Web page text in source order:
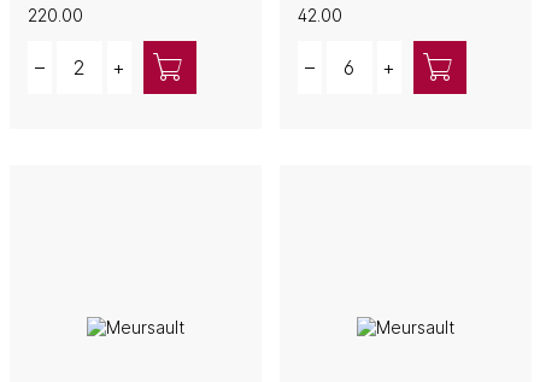
220.00
– +
42.00
– +